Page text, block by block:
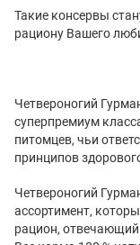
Такие консервы
рациону Вашего
Четвероногий
суперпремиум
питомцев, чьи
принципов
Четвероногий
ассортимент,
рацион,